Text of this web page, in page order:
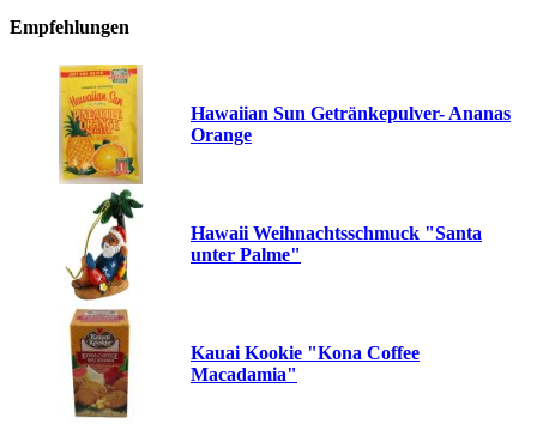
Empfehlungen
Hawaiian Sun Getränkepulver- Ananas
Orange
Hawaii Weihnachtsschmuck "Santa
unter Palme"
Kauai Kookie "Kona Coffee
Macadamia"